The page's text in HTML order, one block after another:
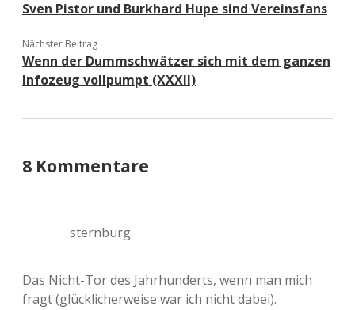
Sven Pistor und Burkhard Hupe sind Vereinsfans
Nächster Beitrag
Wenn der Dummschwätzer sich mit dem ganzen
Infozeug vollpumpt (XXXII)
8 Kommentare
sternburg
Das Nicht-Tor des Jahrhunderts, wenn man mich
fragt (glücklicherweise war ich nicht dabei).